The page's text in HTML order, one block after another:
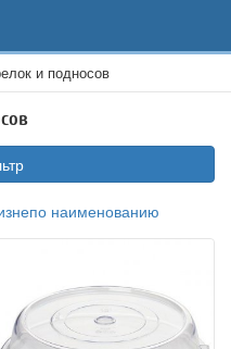
и подносов
по наименованию